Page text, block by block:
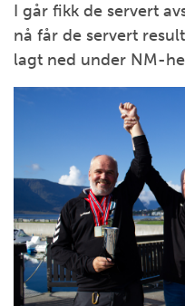
I går fikk de servert
nå får de servert
lagt ned under NM-